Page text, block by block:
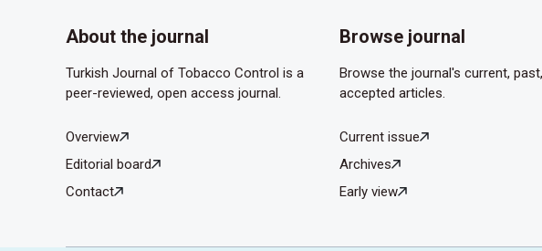
About the journal
Turkish Journal of Tobacco Control is a
peer-reviewed, open access journal.
Overview
Editorial board
Contact
Browse journal
Browse the journal's current,
accepted articles.
Current issue
Archives
Early view